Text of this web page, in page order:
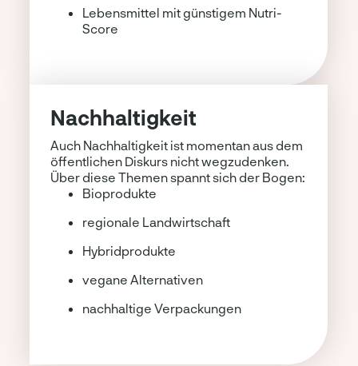
Lebensmittel mit günstigem Nutri-
Score
Nachhaltigkeit
Auch Nachhaltigkeit ist momentan aus dem
öffentlichen Diskurs nicht wegzudenken.
Über diese Themen spannt sich der Bogen:
Bioprodukte
regionale Landwirtschaft
Hybridprodukte
vegane Alternativen
nachhaltige Verpackungen